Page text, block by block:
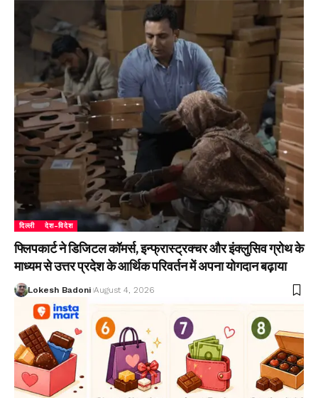
दिल्ली देश-विदेश
फ्लिपकार्ट ने डिजिटल कॉमर्स, इन्फ्रास्ट्रक्चर और इंक्लुसिव ग्रोथ के
माध्यम से उत्तर प्रदेश के आर्थिक परिवर्तन में अपना योगदान बढ़ाया
Lokesh Badoni August 4, 2026